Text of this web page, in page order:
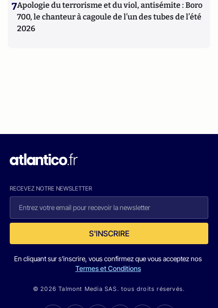
7Apologie du terrorisme et du viol, antisémite : Boro
700, le chanteur à cagoule de l’un des tubes de l’été
2026
RECEVEZ NOTRE NEWSLETTER
S'INSCRIRE
En cliquant sur s'inscrire, vous confirmez que vous acceptez nos
Termes et Conditions
© 2026 Talmont Media SAS. tous droits réservés.